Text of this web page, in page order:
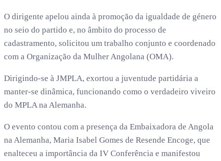
O dirigente apelou ainda à promoção da igualdade de género
no seio do partido e, no âmbito do processo de
cadastramento, solicitou um trabalho conjunto e coordenado
com a Organização da Mulher Angolana (OMA).
Dirigindo-se à JMPLA, exortou a juventude partidária a
manter-se dinâmica, funcionando como o verdadeiro viveiro
do MPLA na Alemanha.
O evento contou com a presença da Embaixadora de Angola
na Alemanha, Maria Isabel Gomes de Resende Encoge, que
enalteceu a importância da IV Conferência e manifestou